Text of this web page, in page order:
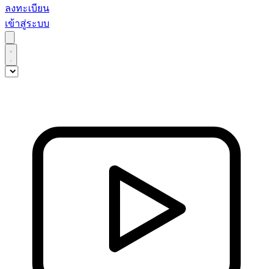
ลงทะเบียน
เข้าสู่ระบบ